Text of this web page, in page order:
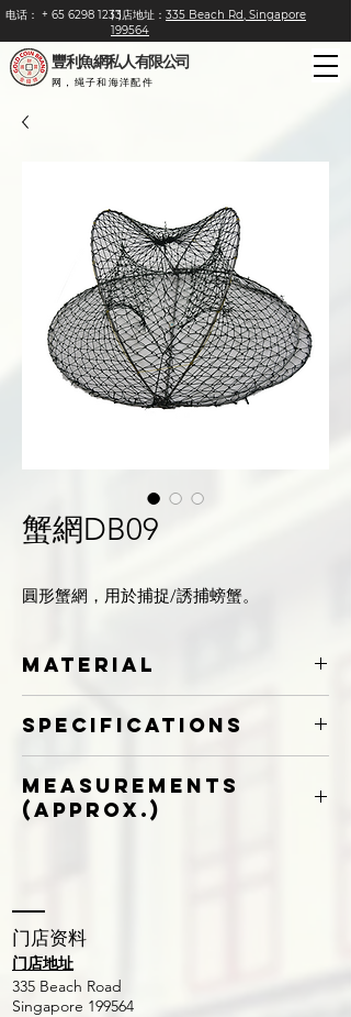
豐利魚網私人有限公司
网，绳子和海洋配件
电话： + 65 6298 1233门店地址： 335 Beach Rd, Singapore
199564
蟹網DB09
圓形蟹網，用於捕捉/誘捕螃蟹。
Material
Specifications
Measurements
(Approx.)
​门店资料
门店地址
​335 Beach Road
Singapore 199564